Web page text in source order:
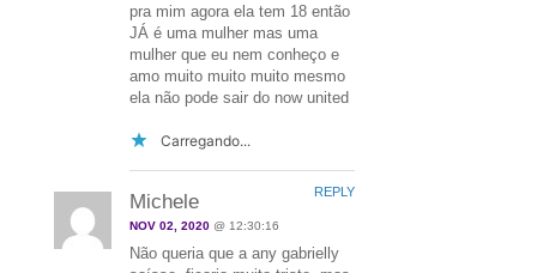
pra mim agora ela tem 18 então
JÁ é uma mulher mas uma
mulher que eu nem conheço e
amo muito muito muito mesmo
ela não pode sair do now united
Carregando...
Michele
NOV 02, 2020 @ 12:30:16
Não queria que a any gabrielly
REPLY